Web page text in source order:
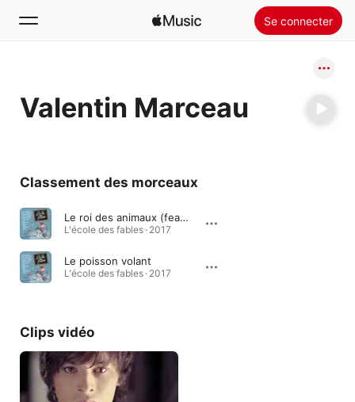
Se connecter
Accueil
Radio
Valentin Marceau
Classement des morceaux
Le roi des animaux (feat. Jean-Louis Aubert, Rose, Hanna, Benoît Dorémus, Ours & Valentin Marceau)
L'école des fables · 2017
Le poisson volant
L'école des fables · 2017
Clips vidéo